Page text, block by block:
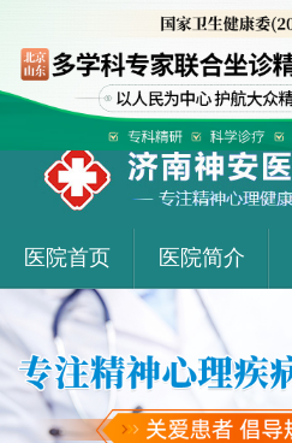
医院首页 医院简介